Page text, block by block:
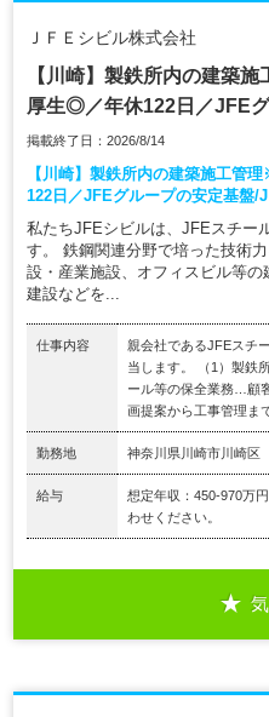
ＪＦＥシビル株式会社
【川崎】製鉄所内の建築
厚生◎／年休122日／JFE
掲載終了日：2026/8/14
【川崎】製鉄所内の建築施工管
122日／JFEグループの安定基盤/J
私たちJFEシビルは、JFEスチー
す。 鉄鋼関連分野で培った技術
設・産業施設、オフィスビル等
建設などを...
仕事内容
親会社であるJFEスチ
当します。 （1）製鉄
ール等の保全業務…顧
画提案から工事管理まで
勤務地 神奈川県川崎市川崎区
給与
想定年収：450-970万
わせください。